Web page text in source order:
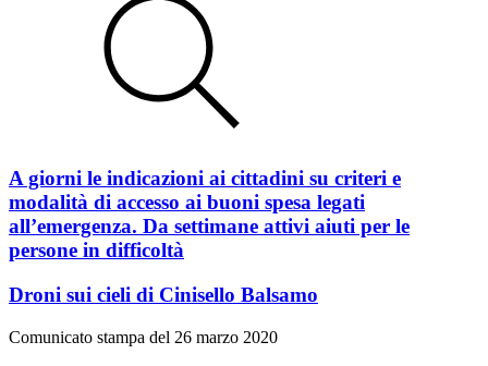
A giorni le indicazioni ai cittadini su criteri e
modalità di accesso ai buoni spesa legati
all’emergenza. Da settimane attivi aiuti per le
persone in difficoltà
Droni sui cieli di Cinisello Balsamo
Comunicato stampa del 26 marzo 2020